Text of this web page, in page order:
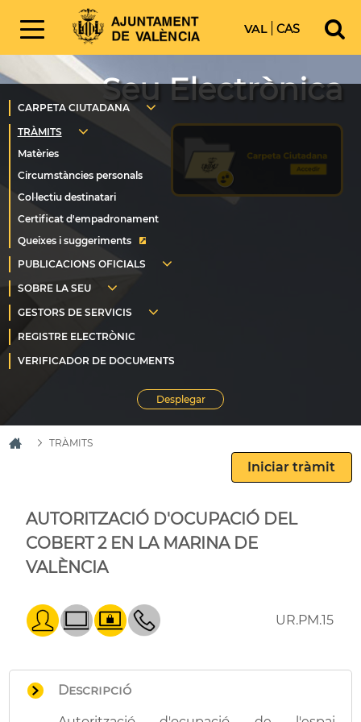
VAL CAS
Seu Electrònica
Queixes i suggeriments
TRÀMITS
AUTORITZACIÓ D'OCUPACIÓ DEL
COBERT 2 EN LA MARINA DE
VALÈNCIA
UR.PM.15
Descripció